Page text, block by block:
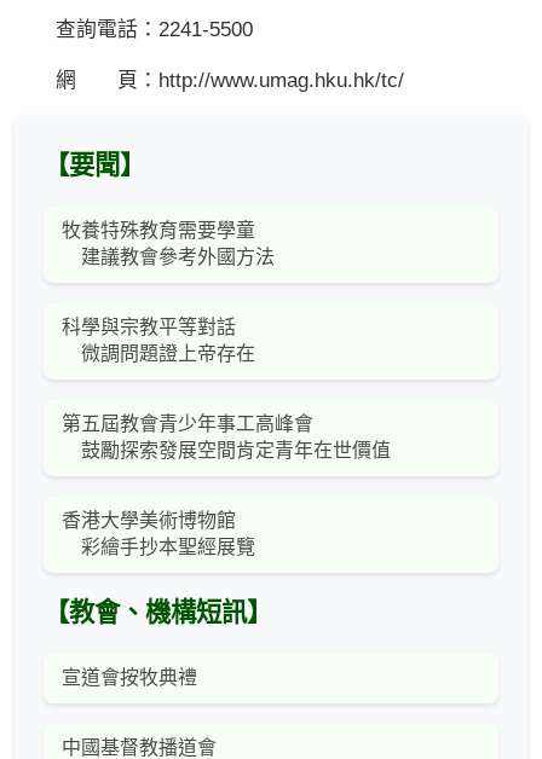
查詢電話：2241-5500
網 頁：http://www.umag.hku.hk/tc/
【要聞】
牧養特殊教育需要學童
建議教會參考外國方法
科學與宗教平等對話
微調問題證上帝存在
第五屆教會青少年事工高峰會
鼓勵探索發展空間肯定青年在世價值
香港大學美術博物館
彩繪手抄本聖經展覽
【教會、機構短訊】
宣道會按牧典禮
中國基督教播道會